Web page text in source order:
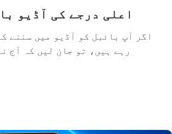
اعلی درجے کی آڈیو
اگر آپ بائبل کو آڈیو میں سننے
رہے ہیں، تو جان لیں کہ آج